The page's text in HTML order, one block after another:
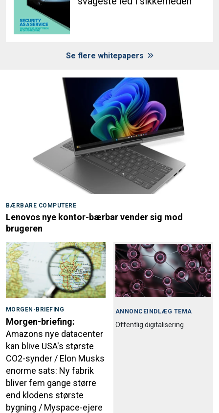
Se flere whitepapers
BÆRBARE COMPUTERE
Lenovos nye kontor-bærbar vender sig mod
brugeren
MORGEN-BRIEFING
Morgen-briefing:
Amazons nye datacenter
kan blive USA's største
CO2-synder / Elon Musks
enorme sats: Ny fabrik
bliver fem gange større
end klodens største
bygning / Myspace-ejere
ANNONCEINDLÆG TEMA
Offentlig digitalisering